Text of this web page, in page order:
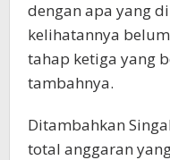
dengan apa yang
kelihatannya
tahap ketiga yang
tambahnya.
Ditambahkan
total anggaran